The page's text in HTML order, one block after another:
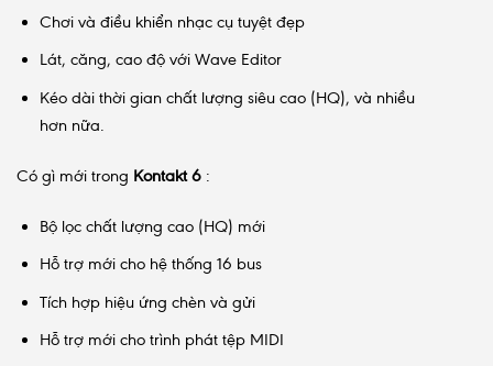
Chơi và điều khiển nhạc cụ tuyệt đẹp
Lát, căng, cao độ với Wave Editor
Kéo dài thời gian chất lượng siêu cao (HQ), và nhiều
hơn nữa.
Có gì mới trong Kontakt 6 :
Bộ lọc chất lượng cao (HQ) mới
Hỗ trợ mới cho hệ thống 16 bus
Tích hợp hiệu ứng chèn và gửi
Hỗ trợ mới cho trình phát tệp MIDI